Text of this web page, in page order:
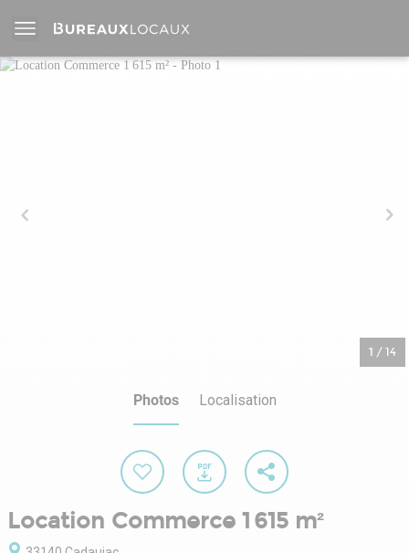
1 / 14
Photos Localisation
Location Commerce 1 615 m²